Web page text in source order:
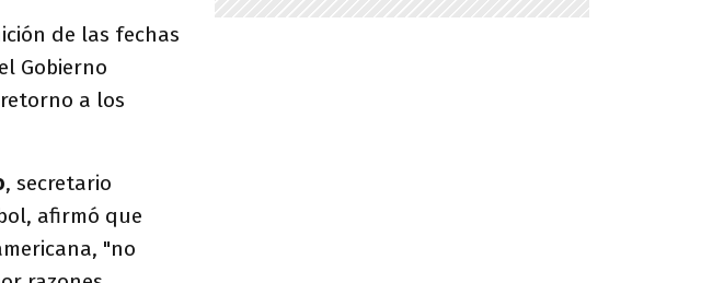
de las fechas
Gobierno
a los
, secretario
afirmó que
"no